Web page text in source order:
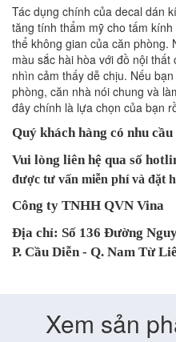
Tác dụng chính của decal dán
tăng tính thẩm mỹ cho tấm
thể không gian của căn phòng.
màu sắc hài hòa với đồ nội
nhìn cảm thấy dễ chịu. Nếu
phòng, căn nhà nói chung và
đây chính là lựa chọn của bạn
Quý khách hàng có nhu
Vui lòng liên hệ qua số
được tư vấn miễn phí và đặt
Công ty TNHH QVN Vina
Địa chỉ: Số 136 Đường
P. Cầu Diễn - Q. Nam Từ
Xem sản